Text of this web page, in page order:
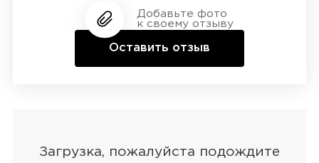
Добавьте фото
к своему отзыву
Оставить отзыв